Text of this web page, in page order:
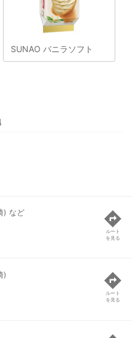
SUNAO バニラソフト
) など
ルート
を見る
)
ルート
を見る